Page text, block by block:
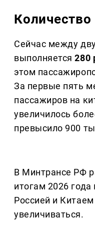
Количество
Сейчас между
выполняется280
этом
За первые пять
пассажиров на
увеличилось
превысило 900
В Минтрансе РФ
итогам 2026
Россией и
увеличиваться.